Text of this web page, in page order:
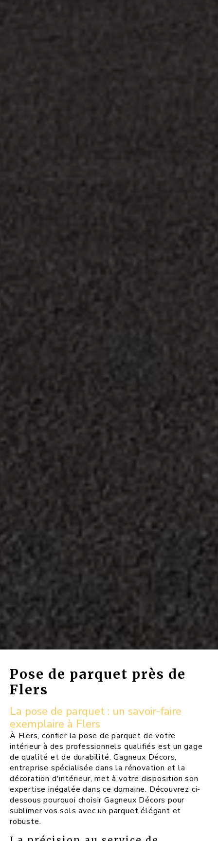
Pose de parquet près de
Flers
La pose de parquet : un savoir-faire
exemplaire à Flers
À Flers, confier la pose de parquet de votre
intérieur à des professionnels qualifiés est un gage
de qualité et de durabilité. Gagneux Décors,
entreprise spécialisée dans la rénovation et la
décoration d'intérieur, met à votre disposition son
expertise inégalée dans ce domaine. Découvrez ci-
dessous pourquoi choisir Gagneux Décors pour
sublimer vos sols avec un parquet élégant et
robuste.